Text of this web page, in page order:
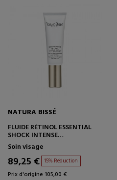
NATURA BISSÉ
FLUIDE RÉTINOL ESSENTIAL
SHOCK INTENSE
TRAITEMENT HYDRATANT
PAR FLUIDE
Soin visage
89,25 € 15% Réduction
Prix d'origine 105,00 €